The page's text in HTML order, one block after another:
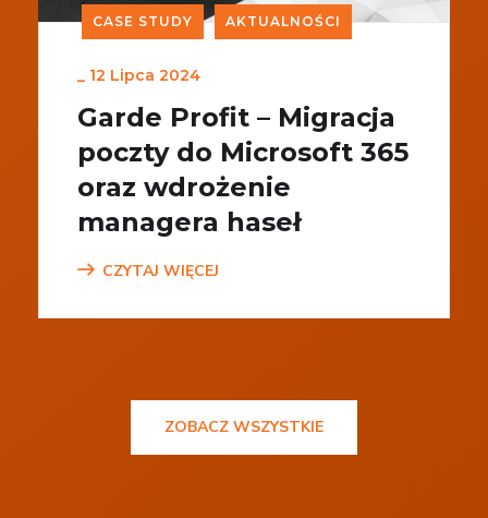
CASE STUDY AKTUALNOŚCI
_ 12 Lipca 2024
Garde Profit – Migracja
poczty do Microsoft 365
oraz wdrożenie
managera haseł
CZYTAJ WIĘCEJ
ZOBACZ WSZYSTKIE